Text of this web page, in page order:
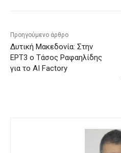
Προηγούμενο άρθρο
Δυτική Μακεδονία: Στην
ΕΡΤ3 ο Τάσος Ραφαηλίδης
για το AI Factory